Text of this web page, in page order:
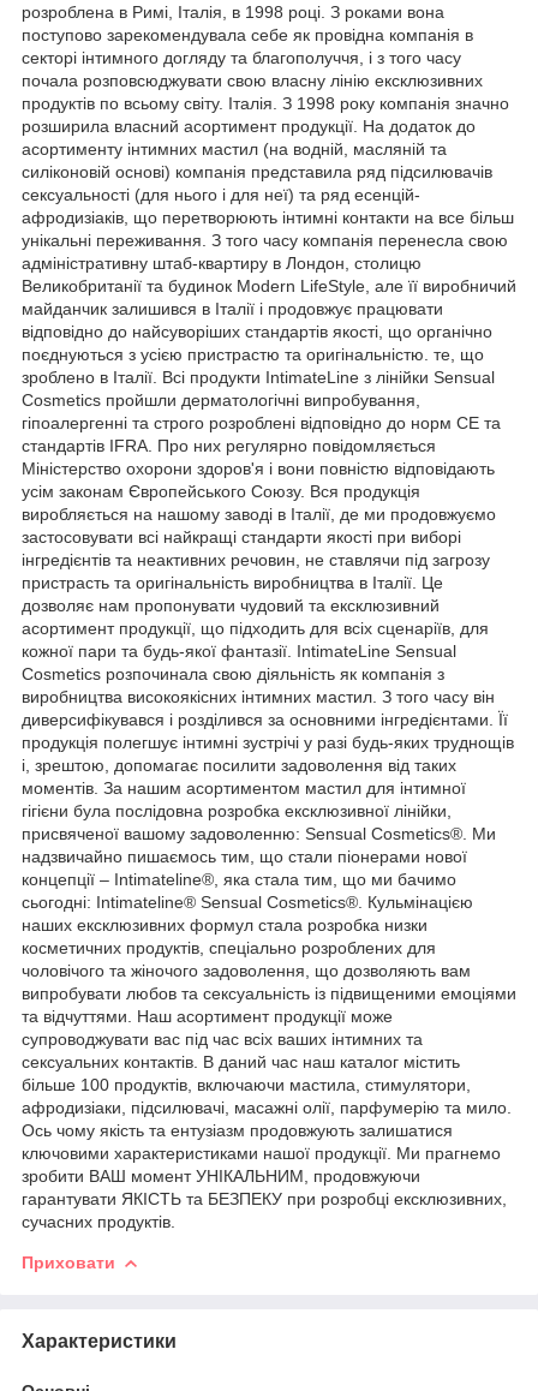
розроблена в Римі, Італія, в 1998 році. З роками вона
поступово зарекомендувала себе як провідна компанія в
секторі інтимного догляду та благополуччя, і з того часу
почала розповсюджувати свою власну лінію ексклюзивних
продуктів по всьому світу. Італія. З 1998 року компанія значно
розширила власний асортимент продукції. На додаток до
асортименту інтимних мастил (на водній, масляній та
силіконовій основі) компанія представила ряд підсилювачів
сексуальності (для нього і для неї) та ряд есенцій-
афродизіаків, що перетворюють інтимні контакти на все більш
унікальні переживання. З того часу компанія перенесла свою
адміністративну штаб-квартиру в Лондон, столицю
Великобританії та будинок Modern LifeStyle, але її виробничий
майданчик залишився в Італії і продовжує працювати
відповідно до найсуворіших стандартів якості, що органічно
поєднуються з усією пристрастю та оригінальністю. те, що
зроблено в Італії. Всі продукти IntimateLine з лінійки Sensual
Cosmetics пройшли дерматологічні випробування,
гіпоалергенні та строго розроблені відповідно до норм CE та
стандартів IFRA. Про них регулярно повідомляється
Міністерство охорони здоров'я і вони повністю відповідають
усім законам Європейського Союзу. Вся продукція
виробляється на нашому заводі в Італії, де ми продовжуємо
застосовувати всі найкращі стандарти якості при виборі
інгредієнтів та неактивних речовин, не ставлячи під загрозу
пристрасть та оригінальність виробництва в Італії. Це
дозволяє нам пропонувати чудовий та ексклюзивний
асортимент продукції, що підходить для всіх сценаріїв, для
кожної пари та будь-якої фантазії. IntimateLine Sensual
Cosmetics розпочинала свою діяльність як компанія з
виробництва високоякісних інтимних мастил. З того часу він
диверсифікувався і розділився за основними інгредієнтами. Її
продукція полегшує інтимні зустрічі у разі будь-яких труднощів
і, зрештою, допомагає посилити задоволення від таких
моментів. За нашим асортиментом мастил для інтимної
гігієни була послідовна розробка ексклюзивної лінійки,
присвяченої вашому задоволенню: Sensual Cosmetics®. Ми
надзвичайно пишаємось тим, що стали піонерами нової
концепції – Intimateline®, яка стала тим, що ми бачимо
сьогодні: Intimateline® Sensual Cosmetics®. Кульмінацією
наших ексклюзивних формул стала розробка низки
косметичних продуктів, спеціально розроблених для
чоловічого та жіночого задоволення, що дозволяють вам
випробувати любов та сексуальність із підвищеними емоціями
та відчуттями. Наш асортимент продукції може
супроводжувати вас під час всіх ваших інтимних та
сексуальних контактів. В даний час наш каталог містить
більше 100 продуктів, включаючи мастила, стимулятори,
афродизіаки, підсилювачі, масажні олії, парфумерію та мило.
Ось чому якість та ентузіазм продовжують залишатися
ключовими характеристиками нашої продукції. Ми прагнемо
зробити ВАШ момент УНІКАЛЬНИМ, продовжуючи
гарантувати ЯКІСТЬ та БЕЗПЕКУ при розробці ексклюзивних,
сучасних продуктів.
Приховати
Характеристики